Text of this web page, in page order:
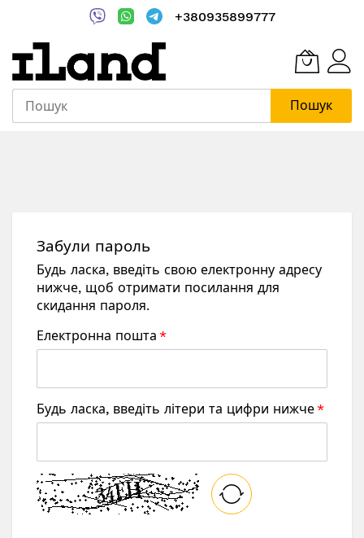
+380935899777
Пошук
Забули пароль
Будь ласка, введіть свою електронну адресу
нижче, щоб отримати посилання для
скидання пароля.
Електронна пошта
Будь ласка, введіть літери та цифри нижче